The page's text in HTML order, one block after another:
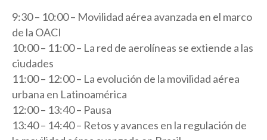
9:30 – 10:00 – Movilidad aérea avanzada en el marco
de la OACI
10:00 – 11:00 – La red de aerolíneas se extiende a las
ciudades
11:00 – 12:00 – La evolución de la movilidad aérea
urbana en Latinoamérica
12:00 – 13:40 – Pausa
13:40 – 14:40 – Retos y avances en la regulación de